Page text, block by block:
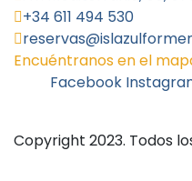
+34 611 494 530
Encuéntranos en el
Facebook
Copyright 2023. Todos